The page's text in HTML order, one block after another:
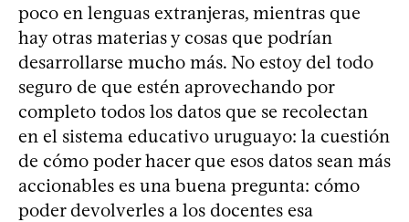
poco en lenguas extranjeras, mientras que
hay otras materias y cosas que podrían
desarrollarse mucho más. No estoy del todo
seguro de que estén aprovechando por
completo todos los datos que se recolectan
en el sistema educativo uruguayo: la cuestión
de cómo poder hacer que esos datos sean más
accionables es una buena pregunta: cómo
poder devolverles a los docentes esa